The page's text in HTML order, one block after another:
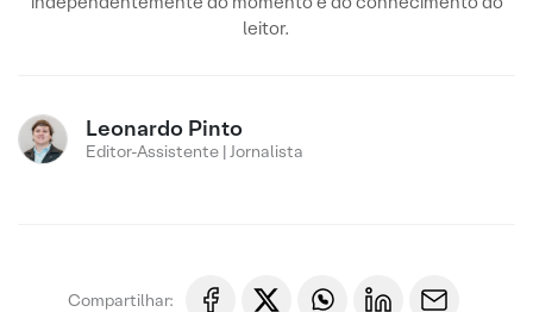
leitor.
Leonardo Pinto
Editor-Assistente | Jornalista
Compartilhar: